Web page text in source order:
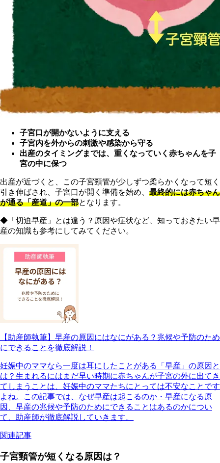
子宮口が開かないように支える
子宮内を外からの刺激や感染から守る
出産のタイミングまでは、重くなっていく赤ちゃんを子
宮の中に保つ
出産が近づくと、この子宮頸管が少しずつ柔らかくなって短く
引き伸ばされ、子宮口が開く準備を始め、 最終的には赤ちゃん
が通る「産道」の一部となります。
◆「切迫早産」とは違う？原因や症状など、知っておきたい早
産の知識も参考にしてみてください。
【助産師執筆】早産の原因にはなにがある？兆候や予防のため
にできることを徹底解説！
妊娠中のママなら一度は耳にしたことがある「早産」の原因と
は？生まれるにはまだ早い時期に赤ちゃんが子宮の外に出てき
てしまうことは、妊娠中のママたちにとっては不安なことです
よね。この記事では、なぜ早産は起こるのか・早産になる原
因、早産の兆候や予防のためにできることはあるのかについ
て、助産師が徹底解説していきます。
関連記事
子宮頸管が短くなる原因は？